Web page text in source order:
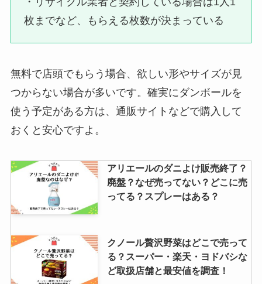
枚までなど、もらえる枚数が決まっている
無料で店頭でもらう場合、欲しい形やサイズが見
つからない場合が多いです。確実にダンボールを
使う予定がある方は、通販サイトなどで購入して
おくと安心ですよ。
アリエールのダニよけ販売終了？
廃盤？なぜ売ってない？どこに売
ってる？スプレーはある？
クノール贅沢野菜はどこで売って
る？スーパー・楽天・ヨドバシな
ど取扱店舗と最安値を調査！